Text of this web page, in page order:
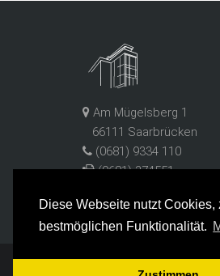
Diese Webseite nutzt Cookies,
bestmöglichen Funktionalität.
Am Mügelsberg 1
66111 Saarbrücken
(0681) 9334 110
(0681) 374551